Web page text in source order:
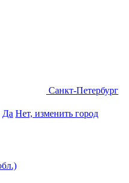
Санкт-Петербург
Да Нет, изменить город